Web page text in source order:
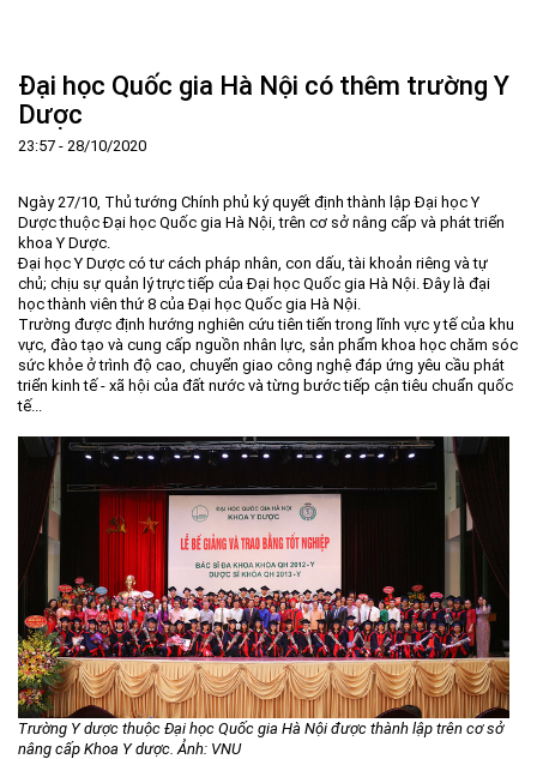
Lịch sử hình thành và phát triển
Tầm nhìn - Sứ mệnh
Cơ cấu tổ chức
Chức năng, nhiệm vụ
Tin tức - sự kiện
Ban Quản lý Khu
Doanh nghiệp
Hợp tác quốc tế
Đào tạo và Nghiên cứu
Cách mạng công nghiệp lần thứ 4
Quy hoạch
Quy hoạch khu chức năng
Vị trí
Cơ sở hạ tầng
Cơ chế ưu đãi đầu tư
Cơ chế Một cửa
Nguồn nhân lực
Nhà đầu tư
Hướng dẫn đầu tư
Trình tự, thủ tục đầu tư
Tiêu chí đầu tư
Lĩnh vực đầu tư
Văn bản pháp luật
Các thủ tục hành chính
Doanh nghiệp
Đầu tư
Khu CNC Hòa Lạc
Lao động
Quy hoạch - Xây dựng
Ưu đãi đầu tư
Công nghệ và Sản phẩm
Văn bản khác
Thông báo ▼
Thông báo chung
Công khai ngân sách
Dữ liệu mở
FAQs
Liên hệ - Liên kết
Liên kết
Liên hệ
Đại học Quốc gia Hà Nội có thêm trường Y
Dược
23:57 - 28/10/2020
Ngày 27/10, T hủ tướng Chính phủ ký quyết định thành lập Đại học Y
Dược thuộc Đại học Quốc gia Hà Nội, trên cơ sở nâng cấp và phát triển
khoa Y Dược.
Đại học Y Dược có tư cách pháp nhân, con dấu, tài khoản riêng và tự
chủ; chịu sự quản lý trực tiếp của Đại học Quốc gia Hà Nội. Đây là đại
học thành viên thứ 8 của Đại học Quốc gia Hà Nội.
Trường được định hướng nghiên cứu tiên tiến trong lĩnh vực y tế của khu
vực, đào tạo và cung cấp nguồn nhân lực, sản phẩm khoa học chăm sóc
sức khỏe ở trình độ cao, chuyển giao công nghệ đáp ứng yêu cầu phát
triển kinh tế - xã hội của đất nước và từng bước tiếp cận tiêu chuẩn quốc
tế...
Trường Y dược thuộc Đại học Quốc gia Hà Nội được thành lập trên cơ sở
nâng cấp Khoa Y dược. Ảnh: VNU